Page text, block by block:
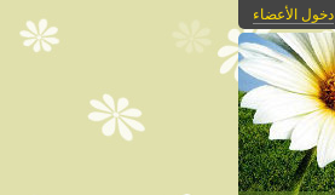
دخول الأعضاء